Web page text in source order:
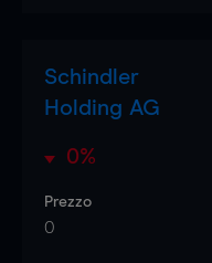
Schindler
Holding AG
0%
Prezzo
0